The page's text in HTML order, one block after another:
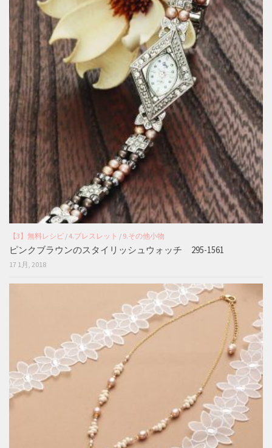
【3】無料レシピ /4.ブレスレット / 9.その他小物
ピンクブラウンのスタイリッシュウォッチ 295-1561
17 1月, 2018